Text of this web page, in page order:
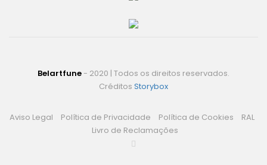
Belartfune - 2020 | Todos os direitos reservados.
Créditos Storybox
Aviso Legal Política de Privacidade Política de Cookies
RAL
Livro de Reclamações